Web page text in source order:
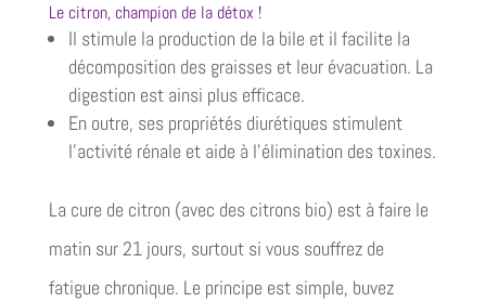
Le citron, champion de la détox !
Il stimule la production de la bile et il facilite la
décomposition des graisses et leur évacuation. La
digestion est ainsi plus efficace.
En outre, ses propriétés diurétiques stimulent
l’activité rénale et aide à l’élimination des toxines.
La cure de citron (avec des citrons bio) est à faire le
matin sur 21 jours, surtout si vous souffrez de
fatigue chronique. Le principe est simple, buvez